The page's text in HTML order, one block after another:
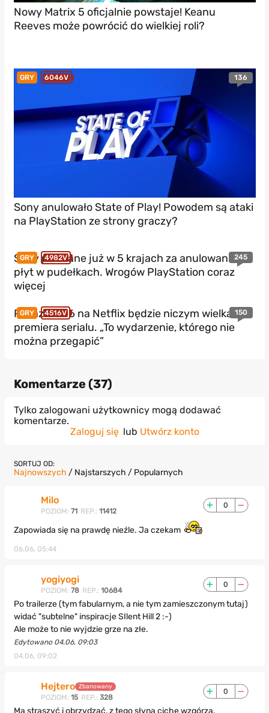
Nowy Matrix 5 oficjalnie powstaje! Keanu
Reeves może powrócić do wielkiej roli?
GRY 6046V 136
Sony anulowało State of Play! Powodem są ataki
na PlayStation ze strony graczy?
GRY 4982V 245
Sony pozwane już w 5 krajach za anulowanie
płyt w pudełkach. Wrogów PlayStation coraz
więcej
GRY 4516V 150
Pokaz GTA 6 na Netflix będzie niczym wielka
premiera serialu. „To wydarzenie, którego nie
można przegapić”
Komentarze (37)
Tylko zalogowani użytkownicy mogą dodawać
komentarze.
Zaloguj się lub Utwórz konto
SORTUJ OD:
Najnowszych / Najstarszych / Popularnych
Milo
POZIOM: 71 REP.: 11412
0
Zapowiada się na prawdę nieźle. Ja czekam
06.06, 05:44
yogiyogi
POZIOM: 78 REP.: 10684
0
Po trailerze (tym fabularnym, a nie tym zamieszczonym tutaj)
widać "subtelne" inspiracje SIlent Hill 2 :-)
Ale może to nie wyjdzie grze na złe.
Edytowano 04.06, 09:03
04.06, 09:02
Hejtero Zbanowany
POZIOM: 15 REP.: 328
0
Ma straszyć i obrzydzać, z tego słyną ciche wzgórza.